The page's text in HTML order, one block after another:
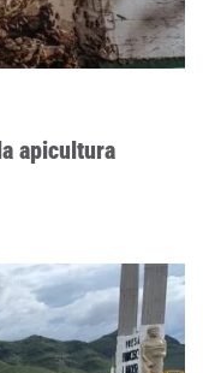
apicultura